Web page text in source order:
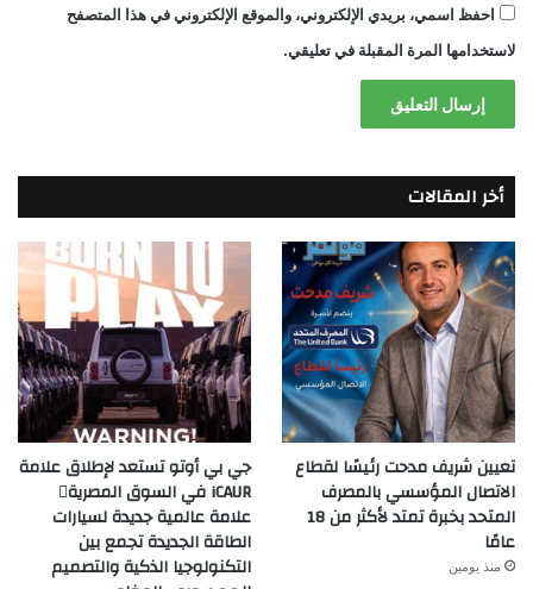
احفظ اسمي، بريدي الإلكتروني، والموقع الإلكتروني في هذا المتصفح
لاستخدامها المرة المقبلة في تعليقي.
أخر المقالات
تعيين شريف مدحت رئيسًا لقطاع
الاتصال المؤسسي بالمصرف
المتحد بخبرة تمتد لأكثر من 18
عامًا
منذ يومين
جي بي أوتو تستعد لإطلاق علامة
iCAUR في السوق المصرية
علامة عالمية جديدة لسيارات
الطاقة الجديدة تجمع بين
التكنولوجيا الذكية والتصميم